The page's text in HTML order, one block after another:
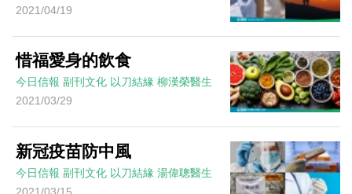
2021/04/19
惜福愛身的飲食
今日信報 副刊文化 以刀結緣 柳漢榮醫生
2021/03/29
新冠疫苗防中風
今日信報 副刊文化 以刀結緣 湯偉聰醫生
2021/03/15